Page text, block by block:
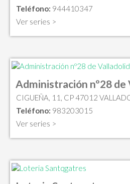
Teléfono: 944410347
Ver series >
Administración nº28 de
CIGUEÑA, 11, CP 47012
Teléfono: 983203015
Ver series >